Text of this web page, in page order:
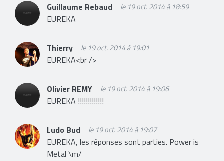
Guillaume Rebaud le 19 oct. 2014 à 18:59
EUREKA
Thierry le 19 oct. 2014 à 19:01
EUREKA<br />
Olivier REMY le 19 oct. 2014 à 19:06
EUREKA !!!!!!!!!!!!!
Ludo Bud le 19 oct. 2014 à 19:07
EUREKA, les réponses sont parties. Power is
Metal \m/